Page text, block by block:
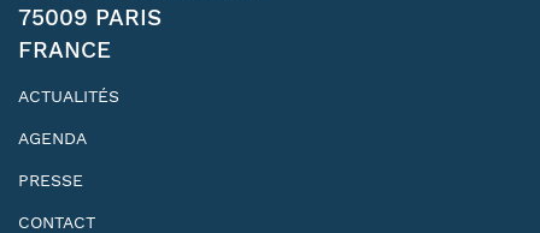
75009 PARIS
FRANCE
ACTUALITÉS
AGENDA
PRESSE
CONTACT